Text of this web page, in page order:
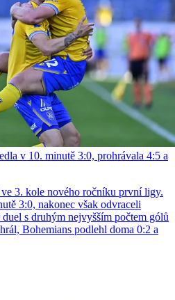
v 10. minutě 3:0, prohrávala 4:5 a
3. kole nového ročníku první ligy.
3:0, nakonec však odvraceli
s druhým nejvyšším počtem gólů
Bohemians podlehl doma 0:2 a